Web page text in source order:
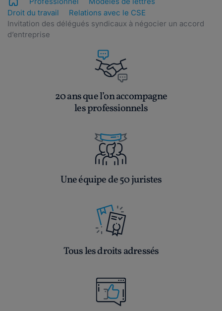
Droit du travail
Relations avec le CSE
Invitation des délégués syndicaux à négocier un accord
d’entreprise
20 ans que l’on accompagne
les professionnels
Une équipe de 50 juristes
Tous les droits adressés